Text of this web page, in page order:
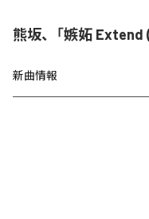
熊坂、「嫉妬 Extend
新曲情報